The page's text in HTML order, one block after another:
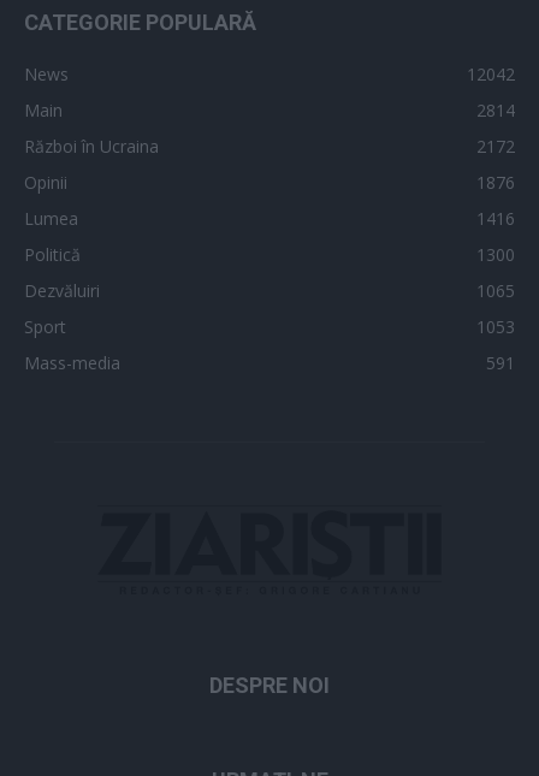
CATEGORIE POPULARĂ
News
12042
Main
2814
Război în Ucraina
2172
Opinii
1876
Lumea
1416
Politică
1300
Dezvăluiri
1065
Sport
1053
Mass-media
591
DESPRE NOI